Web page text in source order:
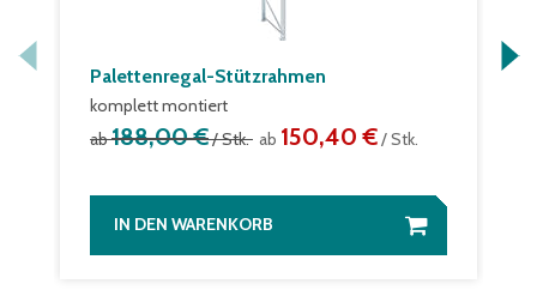
Palettenregal-Stützrahmen
komplett montiert
ab188,00 €/ Stk. ab 150,40 €/ Stk.
IN DEN WARENKORB